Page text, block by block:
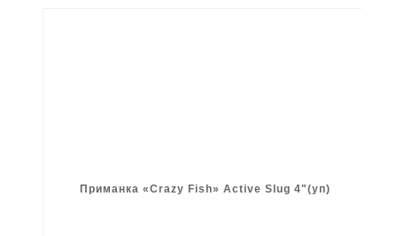
Приманка «Crazy Fish» Active Slug 4"(уп)